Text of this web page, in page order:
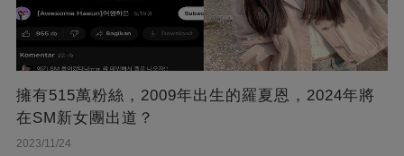
擁有515萬粉絲，2009年出生的羅夏恩，2024年將
在SM新女團出道？
2023/11/24